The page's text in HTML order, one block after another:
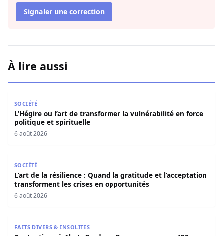
Signaler une correction
À lire aussi
SOCIÉTÉ
L’Hégire ou l’art de transformer la vulnérabilité en force
politique et spirituelle
6 août 2026
SOCIÉTÉ
L’art de la résilience : Quand la gratitude et l’acceptation
transforment les crises en opportunités
6 août 2026
FAITS DIVERS & INSOLITES